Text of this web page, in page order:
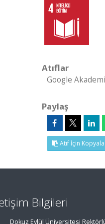
Atıflar
Google
Paylaş
Atıf İçin Kopyala
Bilgileri
Dokuz Eylül Üniversitesi